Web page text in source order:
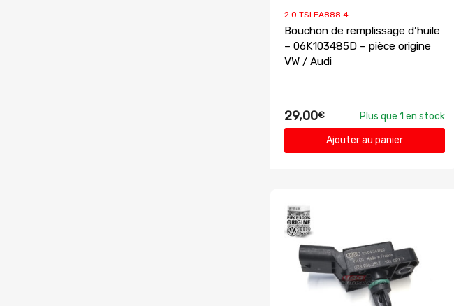
2.0 TSI EA888.4
Bouchon de remplissage d’huile
– 06K103485D – pièce origine
VW / Audi
29,00€
Plus que 1 en stock
Ajouter au panier